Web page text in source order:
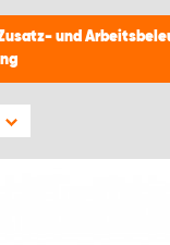
und